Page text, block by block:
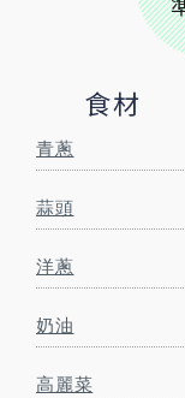
食材
青蔥
蒜頭
洋蔥
奶油
高麗菜
小磨坊鐵板醬
STEP BY
跟著步驟一起